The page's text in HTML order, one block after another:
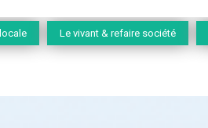
Le vivant & refaire société